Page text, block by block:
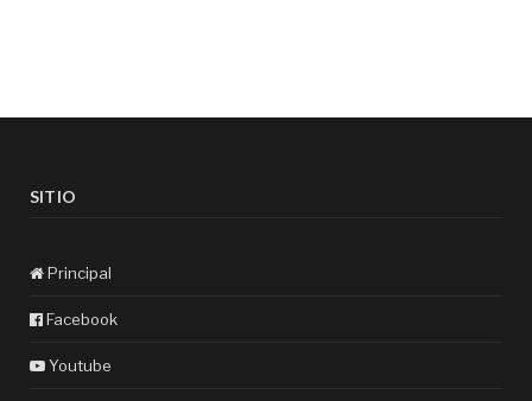
SITIO
Principal
Facebook
Youtube